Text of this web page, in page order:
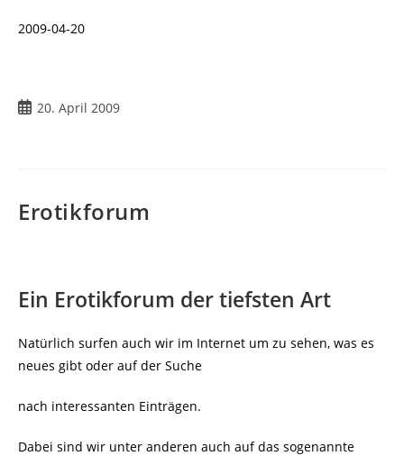
2009-04-20
Beitrag20. April 2009
Erotikforum
Ein Erotikforum der tiefsten Art
Natürlich surfen auch wir im Internet um zu sehen, was es
neues gibt oder auf der Suche
nach interessanten Einträgen.
Dabei sind wir unter anderen auch auf das sogenannte